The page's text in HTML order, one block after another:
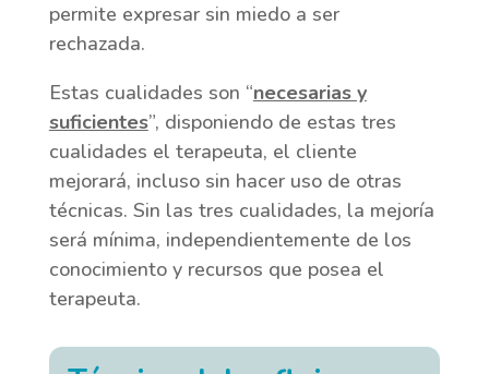
permite expresar sin miedo a ser
rechazada.
Estas cualidades son “necesarias y
suficientes”, disponiendo de estas tres
cualidades el terapeuta, el cliente
mejorará, incluso sin hacer uso de otras
técnicas. Sin las tres cualidades, la mejoría
será mínima, independientemente de los
conocimiento y recursos que posea el
terapeuta.